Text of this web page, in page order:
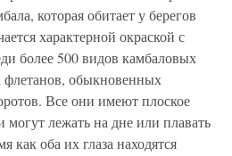
которая обитает у берегов
характерной окраской с
более 500 видов камбаловых
обыкновенных
Все они имеют плоское
могут лежать на дне или плавать
как оба их глаза находятся